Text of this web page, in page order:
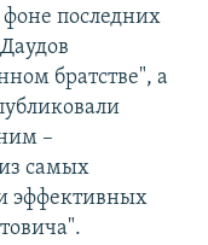
последних
братстве", а
–
самых
эффективных